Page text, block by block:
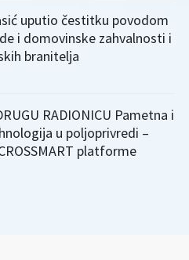
uputio čestitku povodom
i domovinske zahvalnosti i
branitelja
RADIONICU Pametna i
u poljoprivredi –
platforme